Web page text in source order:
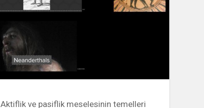
Aktiflik ve pasiflik meselesinin temelleri